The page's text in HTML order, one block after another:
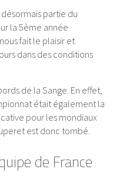
partie du
la 5ème année
fait le plaisir et
dans des conditions
de la Sange. En effet,
était également la
pour les mondiaux
est donc tombé.
de France